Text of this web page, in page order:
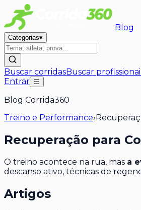
Blog
Categorias▾
Buscar corridasBuscar
Entrar ☰
Blog Corrida360
Treino e Performance›
Recuperação para
O treino acontece na rua, mas a
descanso ativo, técnicas de
Artigos